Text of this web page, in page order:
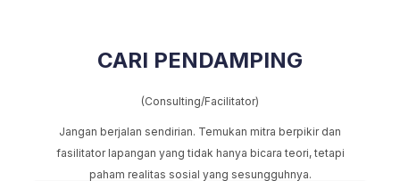
CARI PENDAMPING
(Consulting/Facilitator)
Jangan berjalan sendirian. Temukan mitra berpikir dan
fasilitator lapangan yang tidak hanya bicara teori, tetapi
paham realitas sosial yang sesungguhnya.